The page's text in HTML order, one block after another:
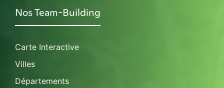
Nos Team-Building
Carte Interactive
Villes
Départements